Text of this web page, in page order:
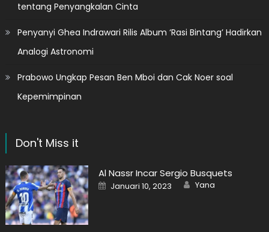
tentang Penyangkalan Cinta
Penyanyi Ghea Indrawari Rilis Album ‘Rasi Bintang’ Hadirkan
Analogi Astronomi
Prabowo Ungkap Pesan Ben Mboi dan Cak Noer soal
Kepemimpinan
Don't Miss it
Al Nassr Incar Sergio Busquets
Posted
on
Januari 10, 2023 Author
Yana